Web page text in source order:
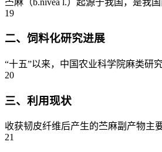
19
二、饲料化研究进展
“十五”以来，中国农业科学院麻类研
20
三、利用现状
收获韧皮纤维后产生的苎麻副产物主
21